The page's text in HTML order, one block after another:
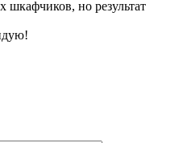
шкафчиков, но результат